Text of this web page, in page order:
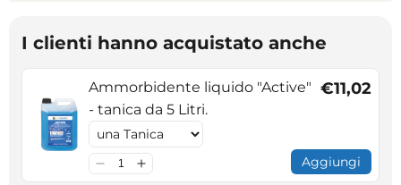
I clienti hanno acquistato anche
Ammorbidente liquido "Active"
- tanica da 5 Litri.
€11,02
Aggiungi